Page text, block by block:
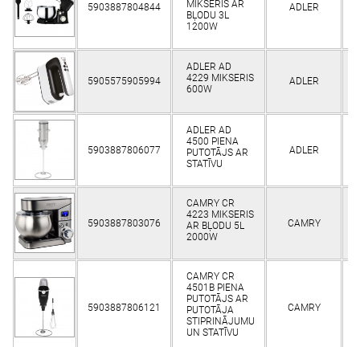
5903887804844
MIKSERIS AR
BĻODU 3L
1200W
ADLER
5905575905994
ADLER AD
4229 MIKSERIS
600W
ADLER
5903887806077
ADLER AD
4500 PIENA
PUTOTĀJS AR
STATĪVU
ADLER
5903887803076
CAMRY CR
4223 MIKSERIS
AR BĻODU 5L
2000W
CAMRY
5903887806121
CAMRY CR
4501B PIENA
PUTOTĀJS AR
PUTOTĀJA
STIPRINĀJUMU
UN STATĪVU
CAMRY